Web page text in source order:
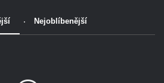
Nejoblíbenější